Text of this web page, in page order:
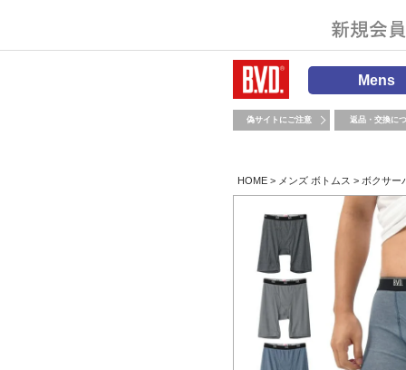
Mens
偽サイトにご注意 返品・交換に
HOME メンズ ボトムス ボクサー